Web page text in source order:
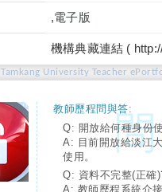
,電子版
機構典藏連結 (
Tamkang University Teacher
教師歷程問與答:
Q: 開放給何種身份
A: 目前開放給淡江
使用。
Q: 資料不完整(正確
A: 教師歷程系統介